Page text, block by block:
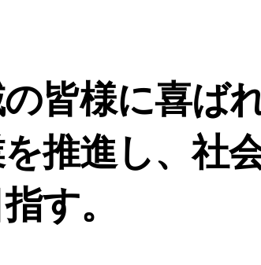
皆様に喜ば
推進し、社
す。